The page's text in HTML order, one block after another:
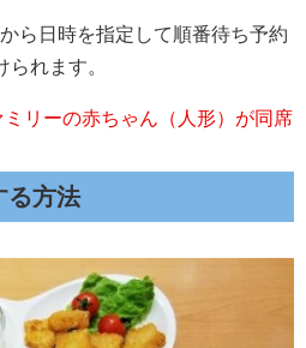
ら日時を指定して順番待ち予約
れます。
リーの赤ちゃん（人形）が同席
る方法